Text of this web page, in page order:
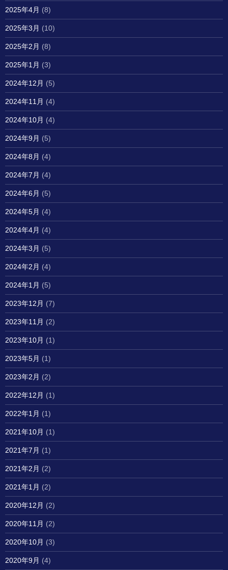
2025年4月 (8)
2025年3月 (10)
2025年2月 (8)
2025年1月 (3)
2024年12月 (5)
2024年11月 (4)
2024年10月 (4)
2024年9月 (5)
2024年8月 (4)
2024年7月 (4)
2024年6月 (5)
2024年5月 (4)
2024年4月 (4)
2024年3月 (5)
2024年2月 (4)
2024年1月 (5)
2023年12月 (7)
2023年11月 (2)
2023年10月 (1)
2023年5月 (1)
2023年2月 (2)
2022年12月 (1)
2022年1月 (1)
2021年10月 (1)
2021年7月 (1)
2021年2月 (2)
2021年1月 (2)
2020年12月 (2)
2020年11月 (2)
2020年10月 (3)
2020年9月 (4)